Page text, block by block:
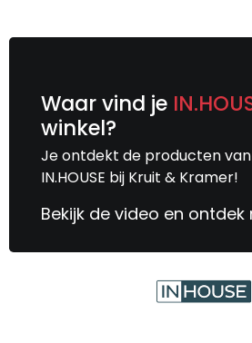
Waar vind je
winkel?
Je ontdekt de producten van
IN.HOUSE bij Kruit & Kramer!
Bekijk de video en ontdek